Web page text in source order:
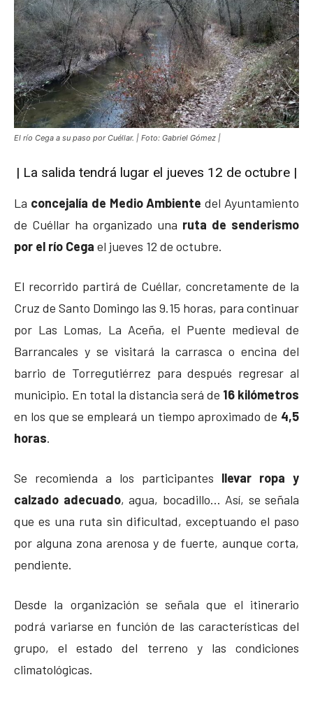
El río Cega a su paso por Cuéllar. | Foto: Gabriel Gómez |
| La salida tendrá lugar el jueves 12 de octubre |
La concejalía de Medio Ambiente del Ayuntamiento
de Cuéllar ha organizado una ruta de senderismo
por el río Cega el jueves 12 de octubre.
El recorrido partirá de Cuéllar, concretamente de la
Cruz de Santo Domingo las 9.15 horas, para continuar
por Las Lomas, La Aceña, el Puente medieval de
Barrancales y se visitará la carrasca o encina del
barrio de Torregutiérrez para después regresar al
municipio. En total la distancia será de 16 kilómetros
en los que se empleará un tiempo aproximado de 4,5
horas.
Se recomienda a los participantes llevar ropa y
calzado adecuado, agua, bocadillo… Así, se señala
que es una ruta sin dificultad, exceptuando el paso
por alguna zona arenosa y de fuerte, aunque corta,
pendiente.
Desde la organización se señala que el itinerario
podrá variarse en función de las características del
grupo, el estado del terreno y las condiciones
climatológicas.